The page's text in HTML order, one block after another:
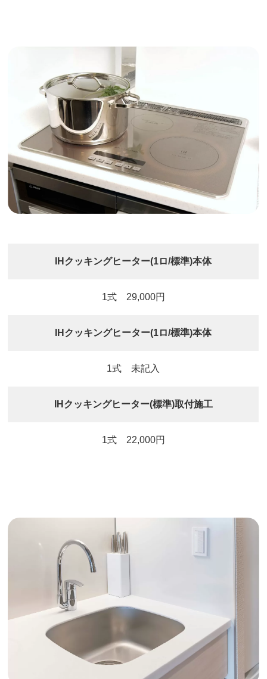
IHクッキングヒーター(1ロ/標準)本体
1式 29,000円
IHクッキングヒーター(1ロ/標準)本体
1式 未記入
IHクッキングヒーター(標準)取付施工
1式 22,000円